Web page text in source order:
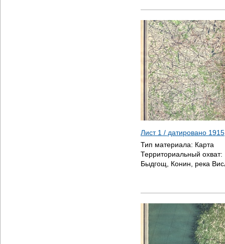
Лист 1 / датировано 1915
Тип материала: Карта
Территориальный охват:
Быдгощ, Конин, река